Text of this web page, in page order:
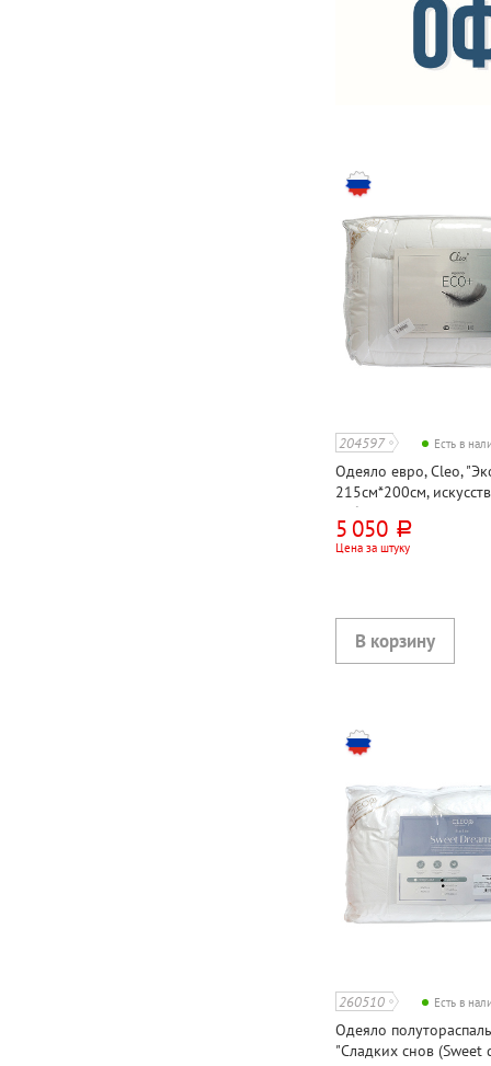
204597 Есть в
Одеяло евро, Cleo,
215см*200см,
лебяжий пух, тик
5 050 руб.
Цена за штуку
260510 Есть в
Одеяло
"Сладких снов (Sweet